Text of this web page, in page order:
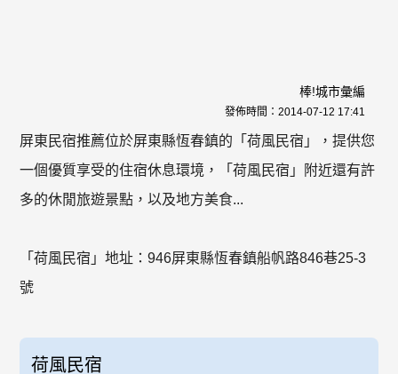
棒!城市彙編
發佈時間： 2014-07-12 17:41
屏東民宿推薦位於屏東縣恆春鎮的「荷風民宿」，提供您
一個優質享受的住宿休息環境，「荷風民宿」附近還有許
多的休閒旅遊景點，以及地方美食...
「荷風民宿」地址：946屏東縣恆春鎮船帆路846巷25-3
號
荷風民宿